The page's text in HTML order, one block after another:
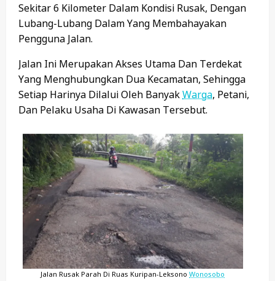
Sekitar 6 Kilometer Dalam Kondisi Rusak, Dengan
Lubang-Lubang Dalam Yang Membahayakan
Pengguna Jalan.
Jalan Ini Merupakan Akses Utama Dan Terdekat
Yang Menghubungkan Dua Kecamatan, Sehingga
Setiap Harinya Dilalui Oleh BanyakWarga, Petani,
Dan Pelaku Usaha Di Kawasan Tersebut.
Jalan Rusak Parah Di Ruas Kuripan-LeksonoWonosobo